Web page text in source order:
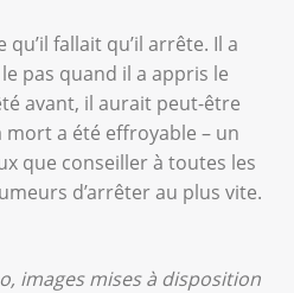
qu’il fallait qu’il arrête. Il a
pas quand il a appris le
avant, il aurait peut-être
mort a été effroyable – un
que conseiller à toutes les
d’arrêter au plus vite.
images mises à disposition